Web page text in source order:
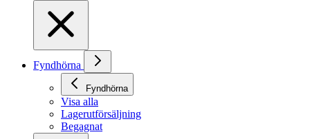
Fyndhörna
Fyndhörna
Visa alla
Lagerutförsäljning
Begagnat